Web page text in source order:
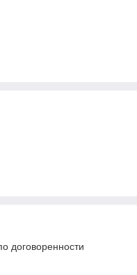
договоренности